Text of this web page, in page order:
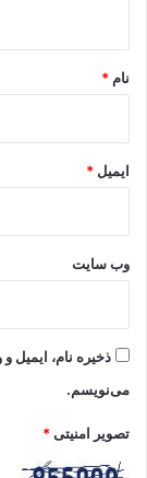
نام *
ایمیل *
وب‌ سایت
ذخیره نام، ایمیل
می‌نویسم.
تصویر امنیتی*